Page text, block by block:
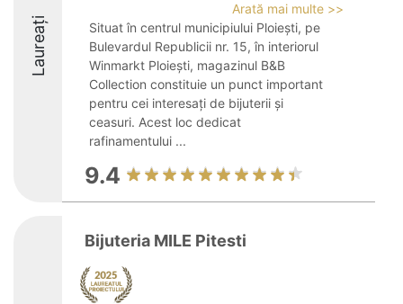
Laureați
Arată mai multe >>
Situat în centrul municipiului Ploiești, pe
Bulevardul Republicii nr. 15, în interiorul
Winmarkt Ploiești, magazinul B&B
Collection constituie un punct important
pentru cei interesați de bijuterii și
ceasuri. Acest loc dedicat
rafinamentului ...
9.4
Bijuteria MILE Pitesti